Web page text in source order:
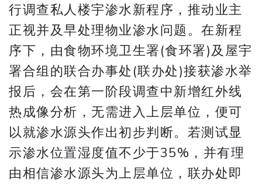
行调查私人楼宇渗水新程序，推动业主
正视并及早处理物业渗水问题。在新程
序下，由食物环境卫生署(食环署)及屋宇
署合组的联合办事处(联办处)接获渗水举
报后，会在第一阶段调查中新增红外线
热成像分析，无需进入上层单位，便可
以就渗水源头作出初步判断。若测试显
示渗水位置湿度值不少于35%，并有理
由相信渗水源头为上层单位，联办处即